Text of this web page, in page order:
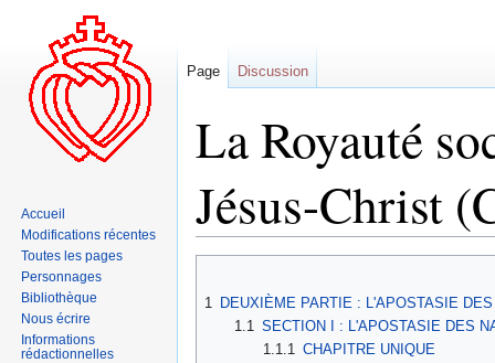
La Royauté
Jésus-Christ
navigation
1 DEUXIÈME PARTIE : L'APOSTASIE
1.1 SECTION I : L'APOSTASIE DES
1.1.1 CHAPITRE UNIQUE
Page Discussion
Accueil
Modifications récentes
Toutes les pages
Personnages
Bibliothèque
Nous écrire
Informations
rédactionnelles